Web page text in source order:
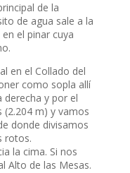
de la
de agua sale a la
el pinar cuya
en el Collado del
como sopla allí
derecha y por el
(2.204 m) y vamos
donde divisamos
rotos.
la cima. Si nos
Alto de las Mesas.